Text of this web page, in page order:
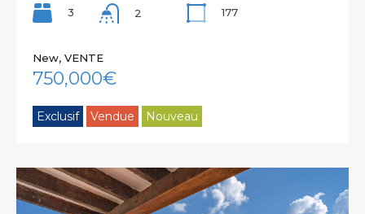
3
2
177
New, VENTE
750,000€
Exclusif Vendue Nouveau